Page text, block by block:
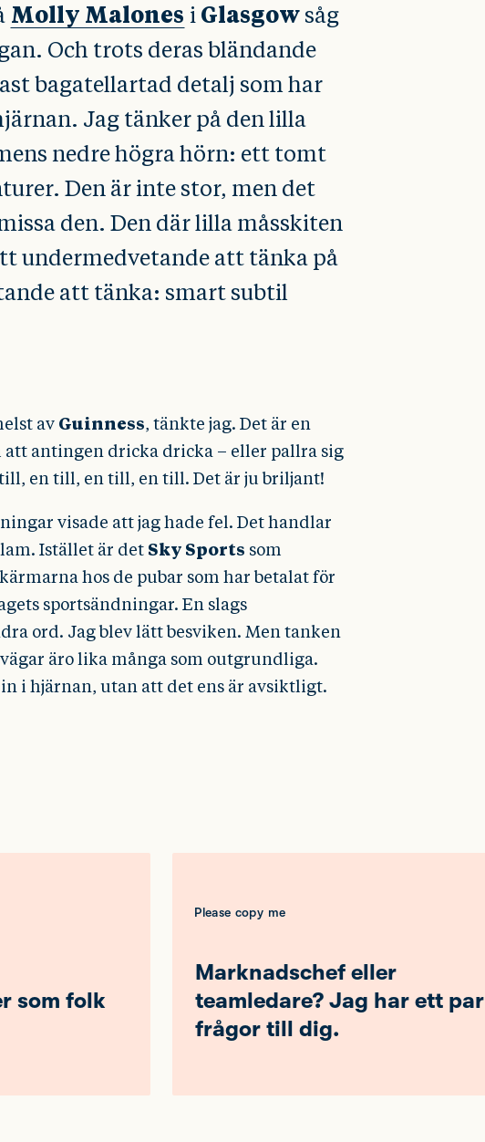
Molly Malones i Glasgow såg
Och trots deras bländande
bagatellartad detalj som har
Jag tänker på den lilla
nedre högra hörn: ett tomt
Den är inte stor, men det
den. Den där lilla måsskiten
undermedvetande att tänka på
att tänka: smart subtil
av Guinness, tänkte jag. Det är en
antingen dricka dricka – eller pallra sig
en till, en till, en till. Det är ju briljant!
visade att jag hade fel. Det handlar
Istället är det Sky Sports som
hos de pubar som har betalat för
sportsändningar. En slags
ord. Jag blev lätt besviken. Men tanken
äro lika många som outgrundliga.
i hjärnan, utan att det ens är avsiktligt.
som folk
Please copy me
Marknadschef eller
teamledare? Jag har ett par
frågor till dig.